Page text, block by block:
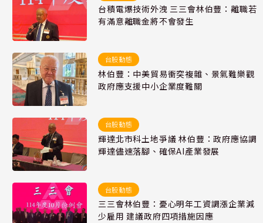
台積電爆技術外洩 三三會林伯豐：離職若
有滿意離職金將不會發生
台股動態
林伯豐：中美貿易衝突複雜、景氣難樂觀
政府應支援中小企業度難關
台股動態
輝達北市科土地爭議 林伯豐：政府應協調
輝達儘速落腳、確保AI產業發展
台股動態
三三會林伯豐：憂心明年工資調漲企業減
少雇用 建議政府四項措施因應